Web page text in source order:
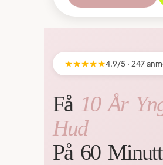
★★★★★4.9/5 · 247
Få 10 År
Hud
På 60